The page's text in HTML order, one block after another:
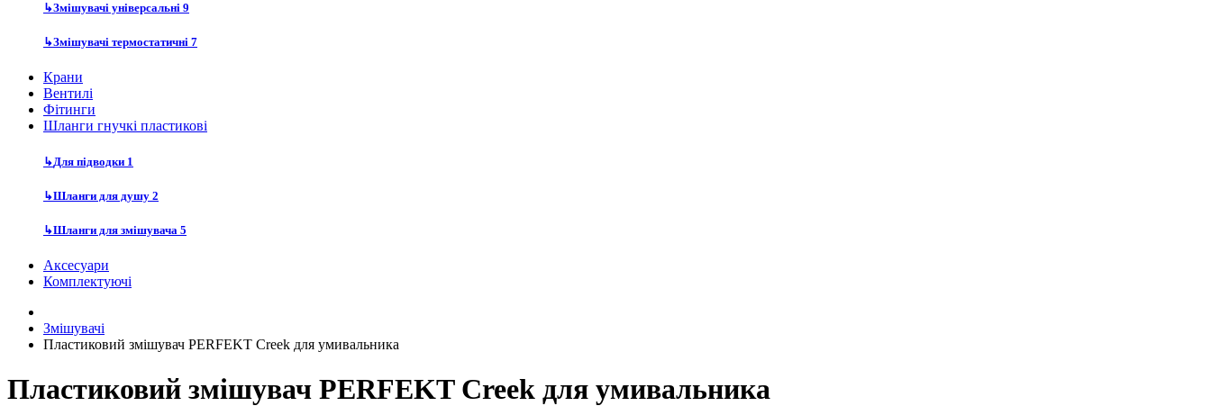
↳Змішувачі універсальні 9
↳Змішувачі термостатичні 7
Крани
Вентилі
Фітинги
Шланги гнучкі пластикові
↳Для підводки 1
↳Шланги для душу 2
↳Шланги для змішувача 5
Аксесуари
Комплектуючі
Змішувачі
Пластиковий змішувач PERFEKT Creek для умивальника
Пластиковий змішувач PERFEKT Creek для умивальника